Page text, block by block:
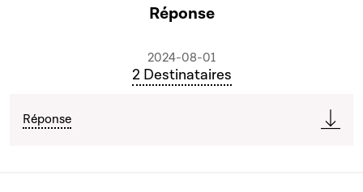
Réponse
2024-08-01
2 Destinataires
Réponse